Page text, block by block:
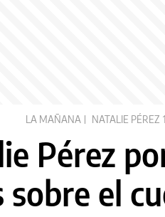
LA MAÑANA NATALIE PÉREZ
Pérez
el